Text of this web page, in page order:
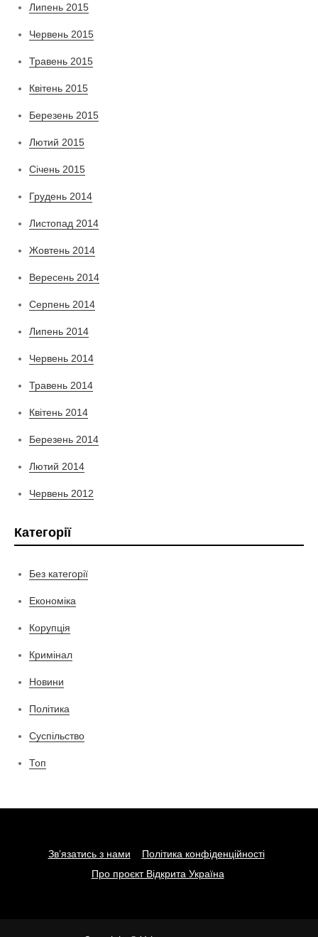
Липень 2015
Червень 2015
Травень 2015
Квітень 2015
Березень 2015
Лютий 2015
Січень 2015
Грудень 2014
Листопад 2014
Жовтень 2014
Вересень 2014
Серпень 2014
Липень 2014
Червень 2014
Травень 2014
Квітень 2014
Березень 2014
Лютий 2014
Червень 2012
Категорії
Без категорії
Економіка
Корупція
Кримінал
Новини
Політика
Суспільство
Топ
Зв’язатись з нами
Політика конфіденційності
Про проєкт Відкрита Україна